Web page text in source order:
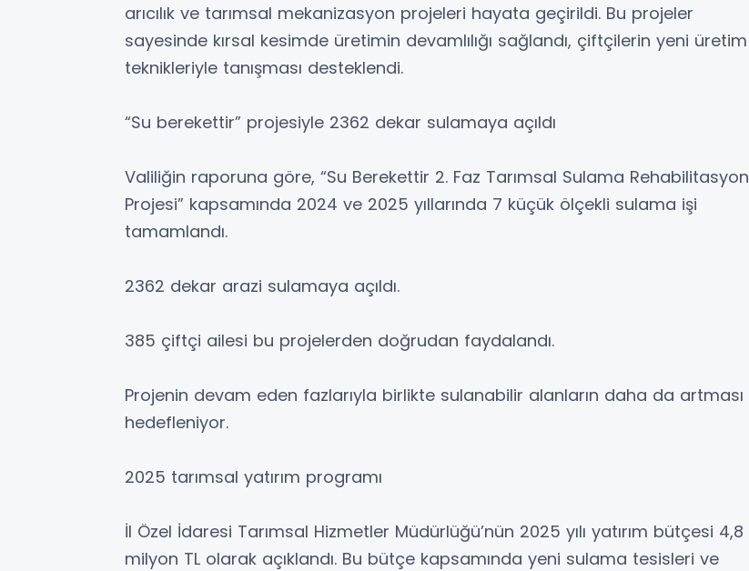
arıcılık ve tarımsal mekanizasyon projeleri hayata geçirildi. Bu projeler
sayesinde kırsal kesimde üretimin devamlılığı sağlandı, çiftçilerin yeni üretim
teknikleriyle tanışması desteklendi.
“Su berekettir” projesiyle 2362 dekar sulamaya açıldı
Valiliğin raporuna göre, “Su Berekettir 2. Faz Tarımsal Sulama Rehabilitasyon
Projesi” kapsamında 2024 ve 2025 yıllarında 7 küçük ölçekli sulama işi
tamamlandı.
2362 dekar arazi sulamaya açıldı.
385 çiftçi ailesi bu projelerden doğrudan faydalandı.
Projenin devam eden fazlarıyla birlikte sulanabilir alanların daha da artması
hedefleniyor.
2025 tarımsal yatırım programı
İl Özel İdaresi Tarımsal Hizmetler Müdürlüğü’nün 2025 yılı yatırım bütçesi 4,8
milyon TL olarak açıklandı. Bu bütçe kapsamında yeni sulama tesisleri ve